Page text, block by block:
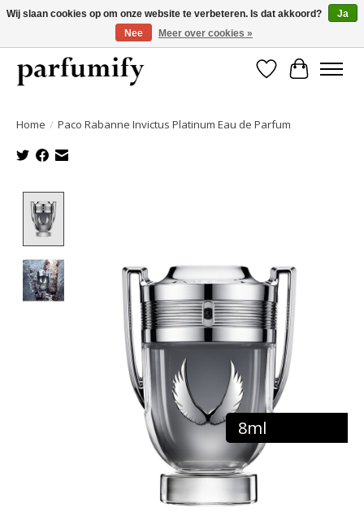
750+ Geuren | Gratis verzending | Maandelijks opzegbaar
Verlanglijst
Home / Paco Rabanne Invictus Platinum Eau de Parfum
8ml
Wij slaan cookies op om onze website te verbeteren. Is dat akkoord?
Ja
Nee
Meer over cookies »